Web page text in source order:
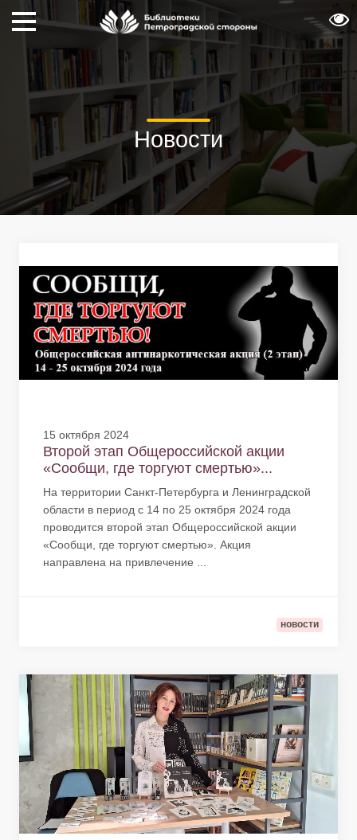
Новости
15 октября 2024
Второй этап Общероссийской акции
«Сообщи, где торгуют смертью»...
На территории Санкт-Петербурга и Ленинградской
области в период с 14 по 25 октября 2024 года
проводится второй этап Общероссийской акции
«Сообщи, где торгуют смертью». Акция
направлена на привлечение ...
новости